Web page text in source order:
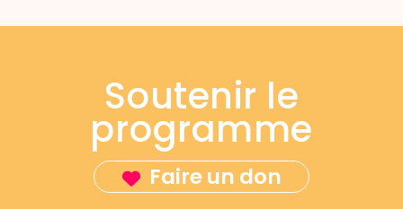
Soutenir le
programme
Faire un don